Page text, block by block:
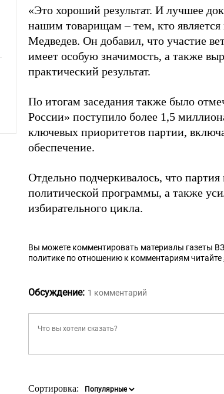
«Это хороший результат. И лучшее
нашим товарищам – тем, кто
Медведев. Он добавил, что участие
имеет особую значимость, а также
практический результат.
По итогам заседания также было
России» поступило более 1,5
ключевых приоритетов партии,
обеспечение.
Отдельно подчеркивалось, что
политической программы, а также
избирательного цикла.
Вы можете комментировать материалы газеты
политике по отношению к комментариям читайте
Обсуждение: 1 комментарий
Сортировка: